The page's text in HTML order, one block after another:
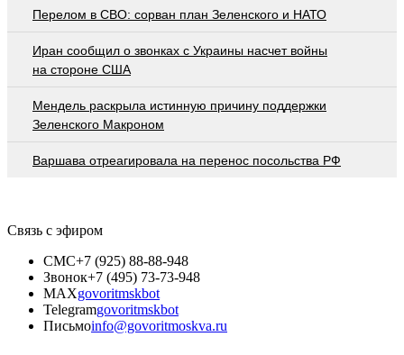
Перелом в СВО: сорван план Зеленского и НАТО
Иран сообщил о звонках с Украины насчет войны
на стороне США
Мендель раскрыла истинную причину поддержки
Зеленского Макроном
Варшава отреагировала на перенос посольства РФ
Связь с эфиром
СМС+7 (925) 88-88-948
Звонок+7 (495) 73-73-948
MAXgovoritmskbot
Telegramgovoritmskbot
Письмоinfo@govoritmoskva.ru